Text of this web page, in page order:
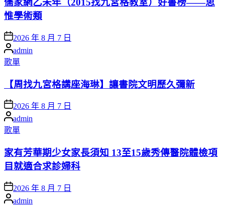
儒家網乙未年（2015找九宮格教室）好書榜——思
惟學術類
Posted
on
2026 年 8 月 7 日
Posted
by
admin
Posted
in
歌單
【周找九宮格講座海琳】讓書院文明歷久彌新
Posted
on
2026 年 8 月 7 日
Posted
by
admin
Posted
in
歌單
家有芳華期少女家長須知 13至15歲秀傳醫院體檢項
目就適合求診婦科
Posted
on
2026 年 8 月 7 日
Posted
by
admin